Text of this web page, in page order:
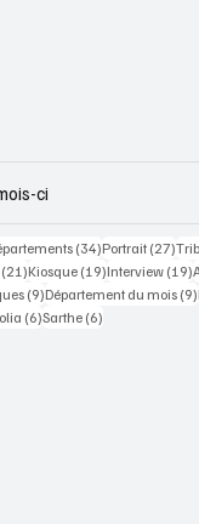
ci
posts (34)34 posts
Portrait (27)27
(21)21 posts
Kiosque (19)19 posts
Interview (19)
(9)9 posts
Département du mois (9)
(6)6 posts
Sarthe (6)